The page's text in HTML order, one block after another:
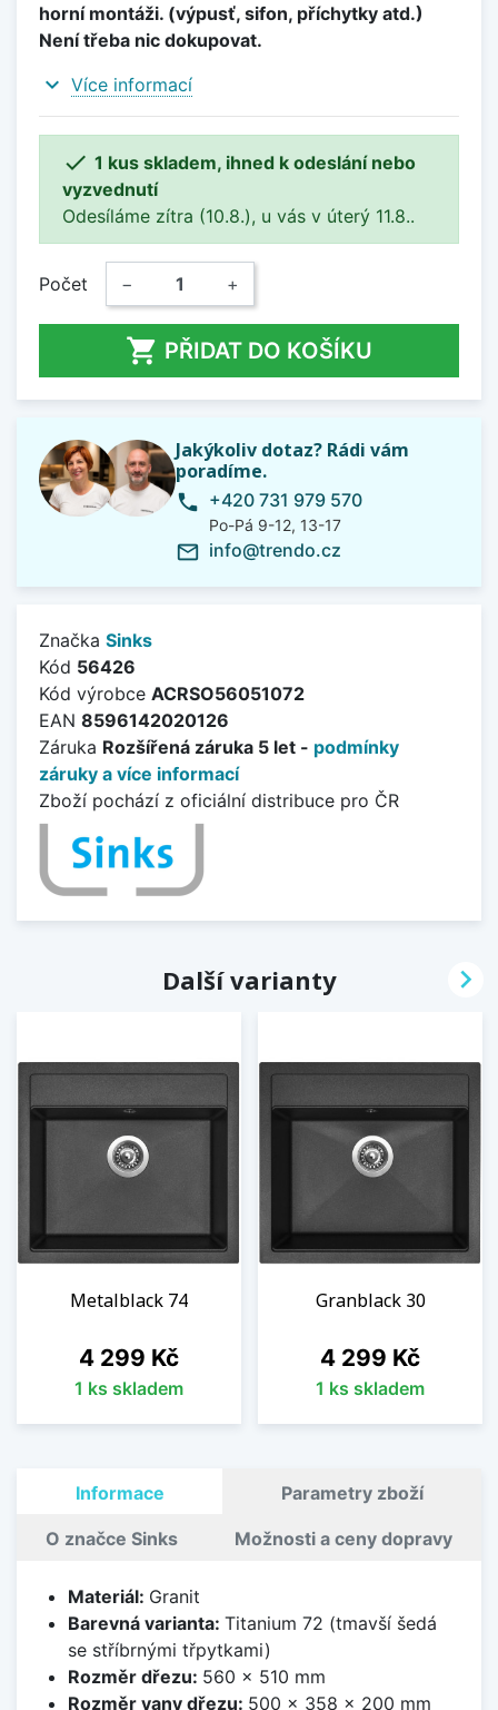
horní montáži. (výpusť, sifon, příchytky atd.)
Není třeba nic dokupovat.
expand_more Více informací
 1 kus skladem, ihned k odeslání nebo
vyzvednutí
Odesíláme zítra (10.8.), u vás v úterý 11.8..
Počet − +
 PŘIDAT DO KOŠÍKU
Jakýkoliv dotaz? Rádi vám
poradíme.
phone +420 731 979 570
Po-Pá 9-12, 13-17
mail_outline info@trendo.cz
Značka Sinks
Kód 56426
Kód výrobce ACRSO56051072
EAN 8596142020126
Záruka Rozšířená záruka 5 let - podmínky
záruky a více informací
Zboží pochází z oficiální distribuce pro ČR
Další varianty
Metalblack 74
Cena
4 299 Kč
1 ks skladem
Granblack 30
Cena
4 299 Kč
1 ks skladem

Informace Parametry zboží
O značce Sinks Možnosti a ceny dopravy
Materiál: Granit
Barevná varianta: Titanium 72 (tmavší šedá
se stříbrnými třpytkami)
Rozměr dřezu: 560 x 510 mm
Rozměr vany dřezu: 500 x 358 x 200 mm